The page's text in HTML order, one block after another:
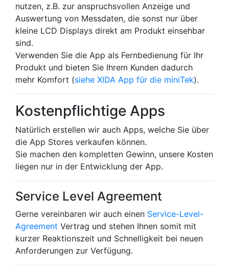
nutzen, z.B. zur anspruchsvollen Anzeige und
Auswertung von Messdaten, die sonst nur über
kleine LCD Displays direkt am Produkt einsehbar
sind.
Verwenden Sie die App als Fernbedienung für Ihr
Produkt und bieten Sie Ihrem Kunden dadurch
mehr Komfort (siehe XIDA App für die miniTek).
Kostenpflichtige Apps
Natürlich erstellen wir auch Apps, welche Sie über
die App Stores verkaufen können.
Sie machen den kompletten Gewinn, unsere Kosten
liegen nur in der Entwicklung der App.
Service Level Agreement
Gerne vereinbaren wir auch einen Service-Level-
Agreement Vertrag und stehen Ihnen somit mit
kurzer Reaktionszeit und Schnelligkeit bei neuen
Anforderungen zur Verfügung.